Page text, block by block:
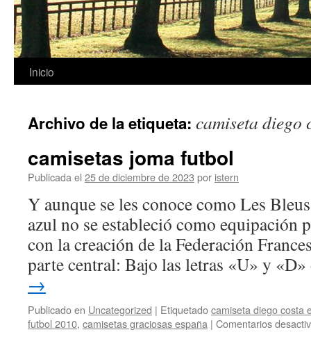
Saltar
contenido
Inicio
Archivo de la etiqueta: camiseta diego
camisetas joma futbol
Publicada el 25 de diciembre de 2023 por istern
Y aunque se les conoce como Les
azul no se estableció como equipación
con la creación de la Federación
parte central: Bajo las letras «U» y
→
Publicado en Uncategorized | Etiquetadocamiseta diego costa
futbol 2010, camisetas graciosas españa | Comentarios